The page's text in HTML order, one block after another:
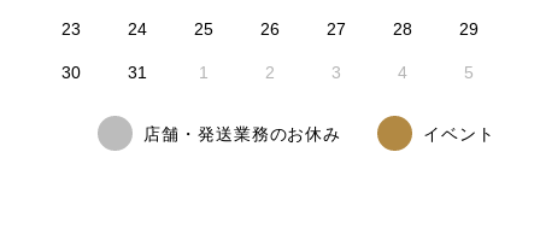
23 24 25 26 27 28 29
30 31 1 2 3 4 5
店舗・発送業務のお休み イベント